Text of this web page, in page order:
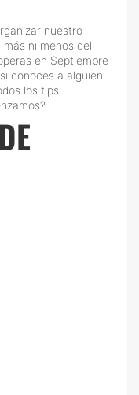
nuestro
más ni menos del
en Septiembre
conoces a alguien
los tips